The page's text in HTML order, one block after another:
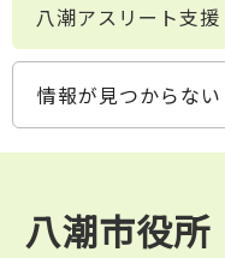
八潮アスリート支
情報が見つからな
八潮市役所